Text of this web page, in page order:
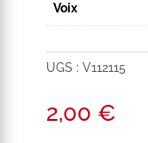
Voix
UGS :V112115
2,00 €